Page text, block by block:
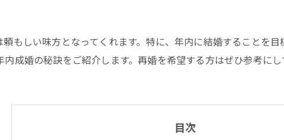
もしい味方となってくれます。特に、年内に結婚することを
成婚の秘訣をご紹介します。再婚を希望する方はぜひ参考にし
目次